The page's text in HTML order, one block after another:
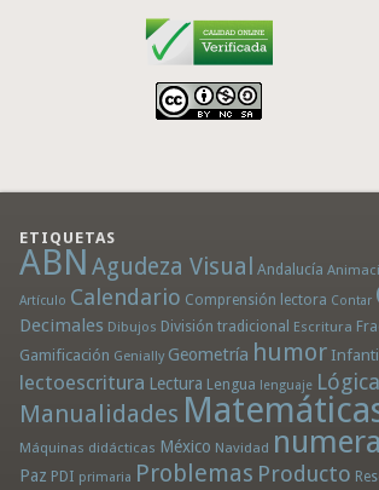
ETIQUETAS
ABN Agudeza Visual Andalucía
Artículo Calendario Comprensión lectora Contar
Decimales Dibujos División tradicional Escritura
Gamificación Genially Geometría humor
lectoescritura Lectura Lengua lenguaje Lógica
Manualidades
Máquinas didácticas México Navidad
Paz PDI primaria Problemas Producto